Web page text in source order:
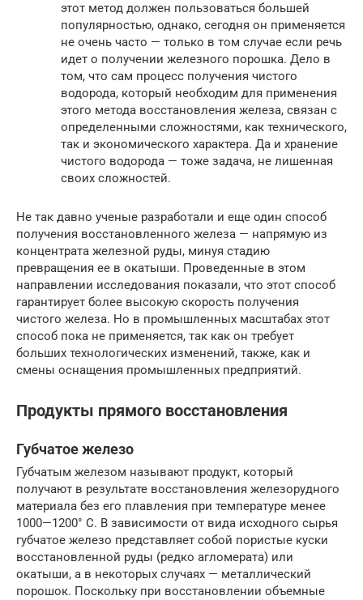
этот метод должен пользоваться большей
популярностью, однако, сегодня он применяется
не очень часто — только в том случае если речь
идет о получении железного порошка. Дело в
том, что сам процесс получения чистого
водорода, который необходим для применения
этого метода восстановления железа, связан с
определенными сложностями, как технического,
так и экономического характера. Да и хранение
чистого водорода — тоже задача, не лишенная
своих сложностей.
Не так давно ученые разработали и еще один способ
получения восстановленного железа — напрямую из
концентрата железной руды, минуя стадию
превращения ее в окатыши. Проведенные в этом
направлении исследования показали, что этот способ
гарантирует более высокую скорость получения
чистого железа. Но в промышленных масштабах этот
способ пока не применяется, так как он требует
больших технологических изменений, также, как и
смены оснащения промышленных предприятий.
Продукты прямого восстановления
Губчатое железо
Губчатым железом называют продукт, который
получают в результате восстановления железорудного
материала без его плавления при температуре менее
1000—1200° С. В зависимости от вида исходного сырья
губчатое железо представляет собой пористые куски
восстановленной руды (редко агломерата) или
окатыши, а в некоторых случаях — металлический
порошок. Поскольку при восстановлении объемные